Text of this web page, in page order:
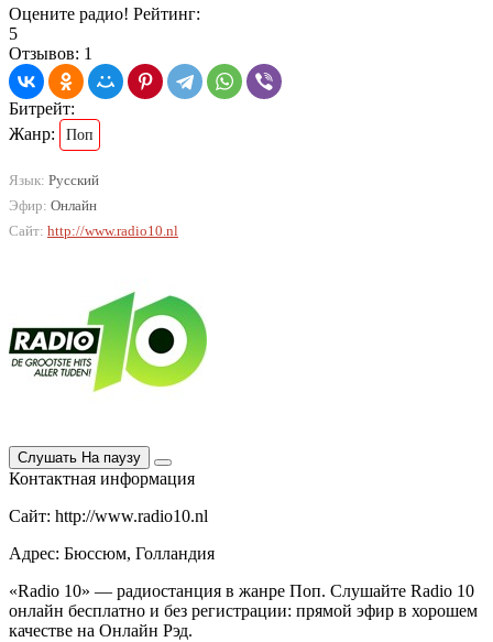
Оцените радио! Рейтинг:
5
Отзывов: 1
Битрейт:
Жанр:
Поп
Язык: Русский
Эфир: Онлайн
Сайт: http://www.radio10.nl
Слушать На паузу
Контактная информация
Сайт: http://www.radio10.nl
Адрес: Бюссюм, Голландия
«Radio 10» — радиостанция в жанре Поп. Слушайте Radio 10
онлайн бесплатно и без регистрации: прямой эфир в хорошем
качестве на Онлайн Рэд.